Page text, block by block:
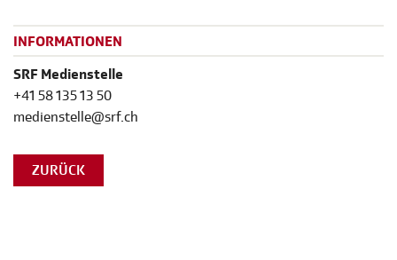
INFORMATIONEN
SRF Medienstelle
+41 58 135 13 50
medienstelle@srf.ch
ZURÜCK